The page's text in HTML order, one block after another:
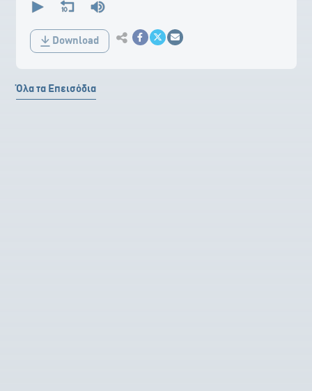
seconds
0
secondsDownload Κοινοποίηση στο Facebook
Κοινοποίηση Twitter
Αποστολή με Email
Όλα τα Επεισόδια